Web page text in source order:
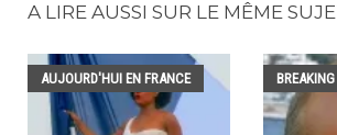
A LIRE AUSSI SUR LE MÊME
AUJOURD'HUI EN FRANCE